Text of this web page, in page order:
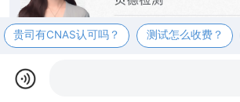
贵司有CNAS认可吗？ 测试怎么收费？